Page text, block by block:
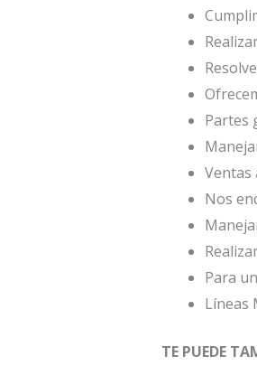
Partes
Ventas
Nos
Para
Líneas
TE PUEDE